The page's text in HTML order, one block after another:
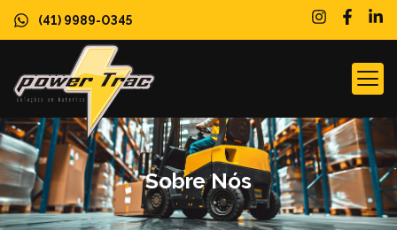
(41) 9989-0345
Sobre Nós